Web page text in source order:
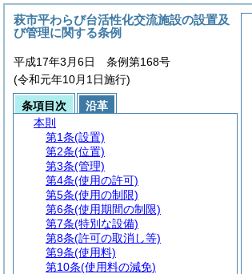
萩市平わらび台活性化交流施設の設置及
び管理に関する条例
平成17年3月6日 条例第168号
(令和元年10月1日施行)
条項目次
沿革
本則
第1条(設置)
第2条(位置)
第3条(管理)
第4条(使用の許可)
第5条(使用の制限)
第6条(使用期間の制限)
第7条(特別な設備)
第8条(許可の取消し等)
第9条(使用料)
第10条(使用料の減免)